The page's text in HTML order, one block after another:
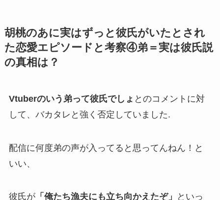
胡桃のあに実はずっと彼氏がいたとされ
た恋愛エピソードと考察④弟＝実は彼氏説
の真相は？
Vtuberのいう弟って彼氏でしょ とのコメントに対
して、 バカタレ と強く否定していました.
配信に何度弟の声が入ってると思ってんねん！ と
いい、
彼氏が「俺たち漁夫にも立ち向かえたぞ」
といっ